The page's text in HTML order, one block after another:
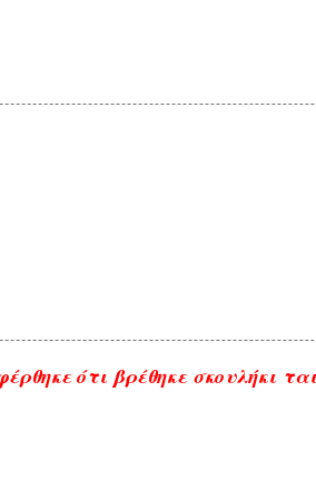
ότι βρέθηκε σκουλήκι